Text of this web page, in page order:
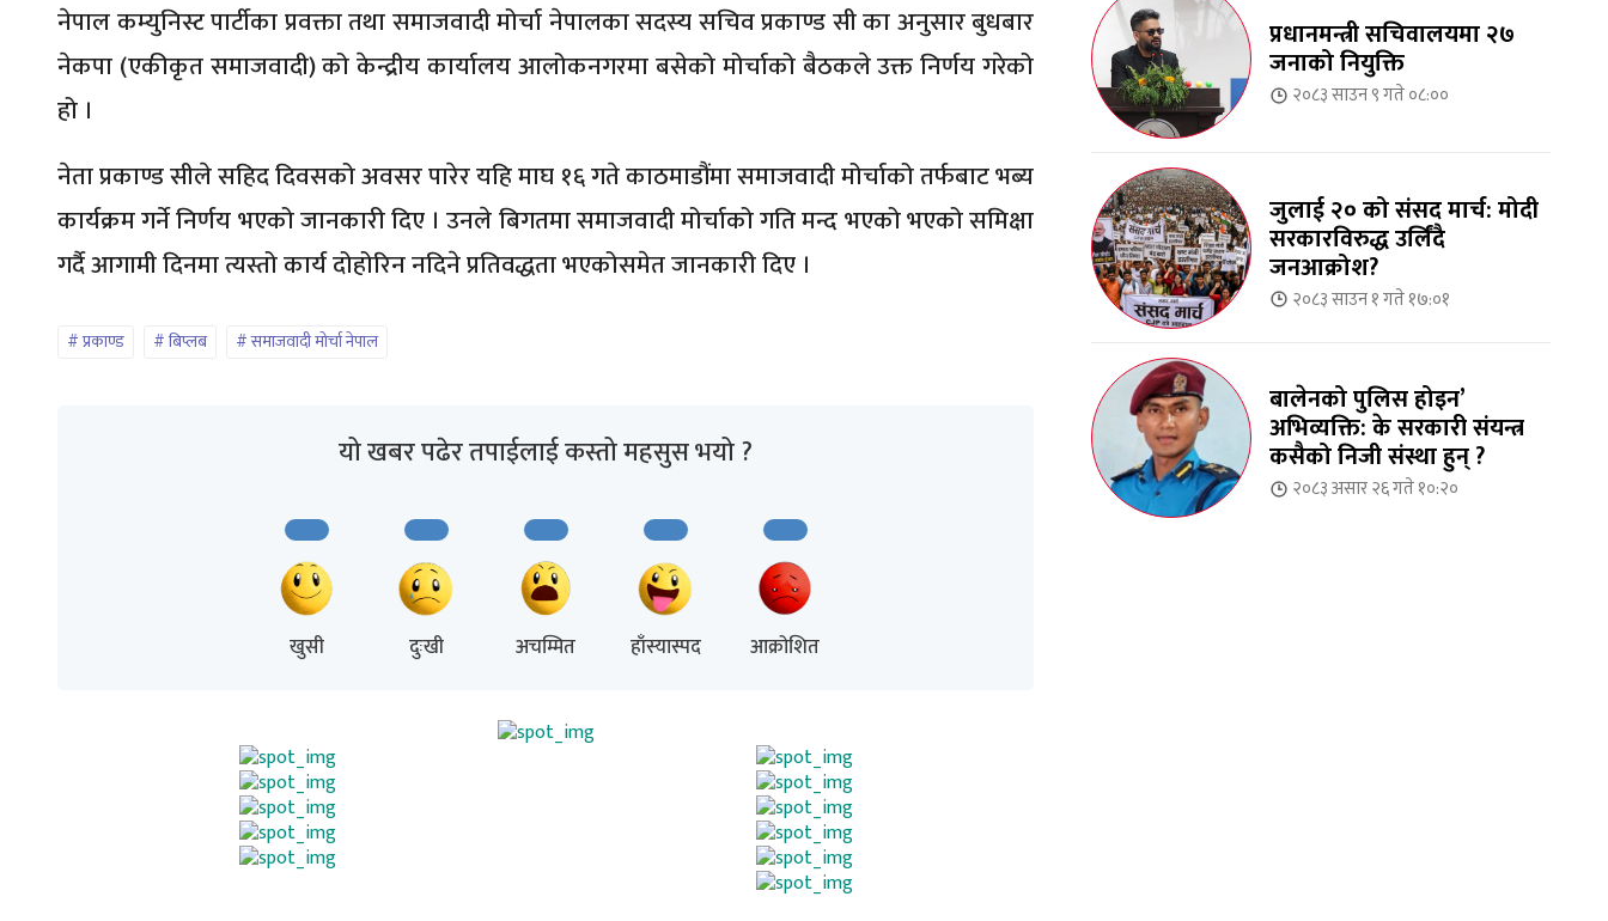
नेपाल कम्युनिस्ट पार्टीका प्रवक्ता तथा समाजवादी मोर्चा नेपालका सदस्य सचिव प्रकाण्ड सी का अनुसार बुधबार
नेकपा (एकीकृत समाजवादी) को केन्द्रीय कार्यालय आलोकनगरमा बसेको मोर्चाको बैठकले उक्त निर्णय गरेको
हो ।
नेता प्रकाण्ड सीले सहिद दिवसको अवसर पारेर यहि माघ १६ गते काठमाडौंमा समाजवादी मोर्चाको तर्फबाट भब्य
कार्यक्रम गर्ने निर्णय भएको जानकारी दिए । उनले बिगतमा समाजवादी मोर्चाको गति मन्द भएको भएको समिक्षा
गर्दै आगामी दिनमा त्यस्तो कार्य दोहोरिन नदिने प्रतिवद्धता भएकोसमेत जानकारी दिए ।
प्रकाण्ड बिप्लब समाजवादी मोर्चा नेपाल
यो खबर पढेर तपाईलाई कस्तो महसुस भयो ?
खुसी दुःखी अचम्मित हाँस्यास्पद आक्रोशित
प्रधानमन्त्री सचिवालयमा २७
जनाको नियुक्ति
२०८३ साउन ९ गते ०८:००
जुलाई २० को संसद मार्च: मोदी
सरकारविरुद्ध उर्लिंदै
जनआक्रोश?
२०८३ साउन १ गते १७:०१
बालेनको पुलिस होइन’
अभिव्यक्ति: के सरकारी संयन्त्र
कसैको निजी संस्था हुन् ?
२०८३ असार २६ गते १०:२०